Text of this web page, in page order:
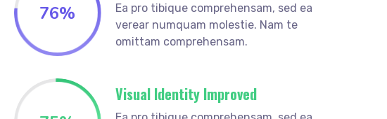
76%
Ea pro tibique comprehensam, sed ea
verear numquam molestie. Nam te
omittam comprehensam.
Visual Identity Improved